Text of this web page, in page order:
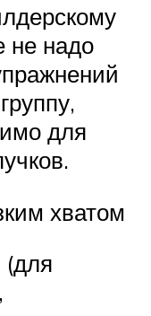
не надо
для
хватом